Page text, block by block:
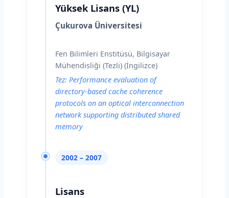
Yüksek Lisans (YL)
Çukurova Üniversitesi
Fen Bilimleri Enstitüsü, Bilgisayar
Mühendisliği (Tezli) (İngilizce)
Tez: Performance evaluation of
directory-based cache coherence
protocols on an optical interconnection
network supporting distributed shared
memory
2002 – 2007
Lisans